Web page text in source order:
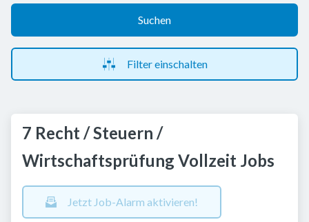
Suchen
Filter einschalten
7 Recht / Steuern /
Wirtschaftsprüfung Vollzeit Jobs
Jetzt Job-Alarm aktivieren!